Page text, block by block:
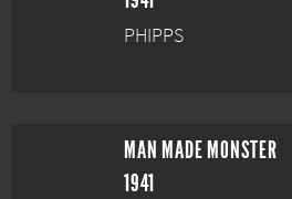
PHIPPS
MAN MADE MONSTER
1941